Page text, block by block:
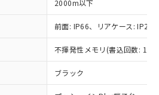
2000m以下
前面: IP66、リアケース: IP20
不揮発性メモリ(書込回数: 100
ブラック
作成されるものであり、閲
点での実際の在庫および標
異なる場合があることをご
状況および標準価格はお客
先、またはお客様担当のオ
機器販売店・当社販売員に
以下、ポリ臭化ビフェニル
下、ポリ臭化ジフェニルエーテル類
、フタル酸ビス(2-エチルヘキシ
1000ppm以下、フタル酸ブチ
下、フタル酸ジイソブチル
業用監視および制御機器に対する
基準値 (GB/T26572)：
水銀) : 1000ppm、 Cd(カドミウ
1000ppm、 PBBs(ポリ臭化ビフェ
PBDEs(ポリ臭化ジフェニルエーテ
、 BBP(フタル酸ブチルベンジ
への提供する場合は、日本
出許可(または役務取引許
るなどの必要な手続きを
貨物を破棄する場合は、完
るなど、違法に輸出されな
な手段を講じます。
製品を、核兵器、ミサイ
以上の在庫あり
には満たないが在庫あり